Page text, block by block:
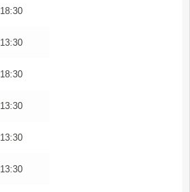
18:30
13:30
18:30
13:30
13:30
13:30